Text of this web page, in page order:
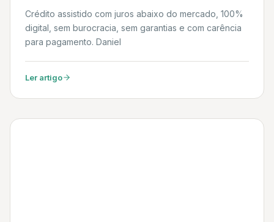
Crédito assistido com juros abaixo do mercado, 100%
digital, sem burocracia, sem garantias e com carência
para pagamento. Daniel
Ler artigo